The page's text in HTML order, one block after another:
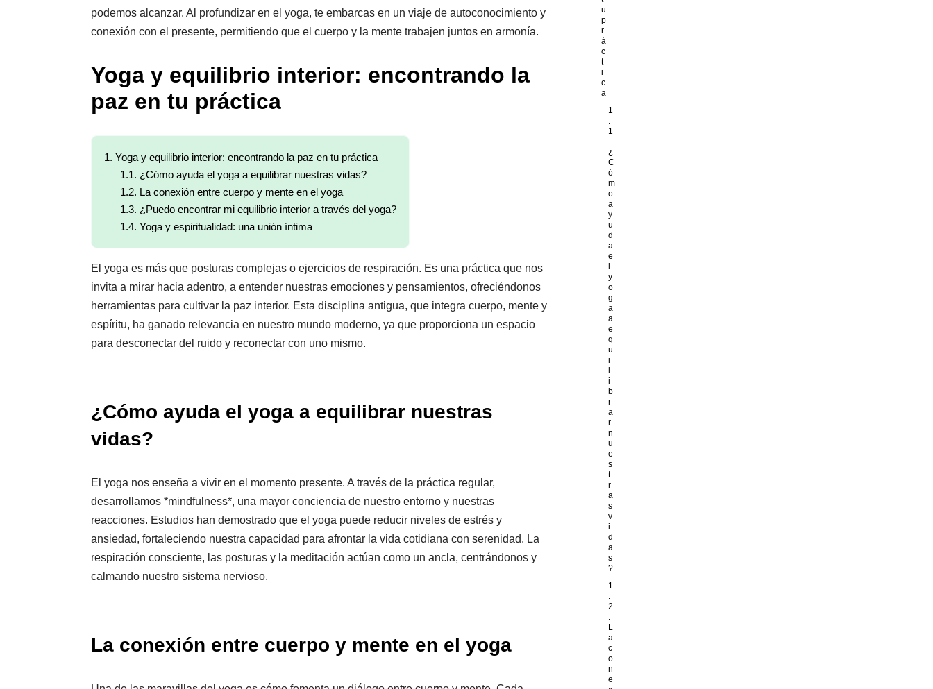
podemos alcanzar. Al profundizar en el yoga, te embarcas en un viaje de autoconocimiento y
conexión con el presente, permitiendo que el cuerpo y la mente trabajen juntos en armonía.
Yoga y equilibrio interior: encontrando la
paz en tu práctica
1. Yoga y equilibrio interior: encontrando la paz en tu práctica
1.1. ¿Cómo ayuda el yoga a equilibrar nuestras vidas?
1.2. La conexión entre cuerpo y mente en el yoga
1.3. ¿Puedo encontrar mi equilibrio interior a través del yoga?
1.4. Yoga y espiritualidad: una unión íntima
El yoga es más que posturas complejas o ejercicios de respiración. Es una práctica que nos
invita a mirar hacia adentro, a entender nuestras emociones y pensamientos, ofreciéndonos
herramientas para cultivar la paz interior. Esta disciplina antigua, que integra cuerpo, mente y
espíritu, ha ganado relevancia en nuestro mundo moderno, ya que proporciona un espacio
para desconectar del ruido y reconectar con uno mismo.
¿Cómo ayuda el yoga a equilibrar nuestras
vidas?
El yoga nos enseña a vivir en el momento presente. A través de la práctica regular,
desarrollamos *mindfulness*, una mayor conciencia de nuestro entorno y nuestras
reacciones. Estudios han demostrado que el yoga puede reducir niveles de estrés y
ansiedad, fortaleciendo nuestra capacidad para afrontar la vida cotidiana con serenidad. La
respiración consciente, las posturas y la meditación actúan como un ancla, centrándonos y
calmando nuestro sistema nervioso.
La conexión entre cuerpo y mente en el yoga
u
p
r
á
c
t
i
c
a
1
.
1
.
¿
C
ó
m
o
a
y
u
d
a
e
y
o
g
a
a
e
q
u
i
i
b
r
a
r
n
u
e
s
t
r
a
s
v
i
d
a
s
?
1
.
2
.
L
a
c
o
n
e